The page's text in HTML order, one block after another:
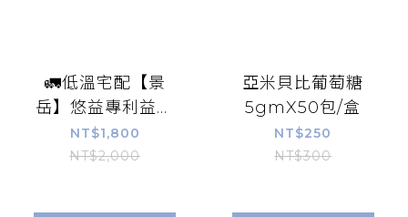
🚛低溫宅配【景
岳】悠益專利益生
菌粉包60包/盒(原
咕嚕好菌多) 消化酵
NT$1,800
NT$2,000
亞米貝比葡萄糖
5gmX50包/盒
NT$250
NT$300